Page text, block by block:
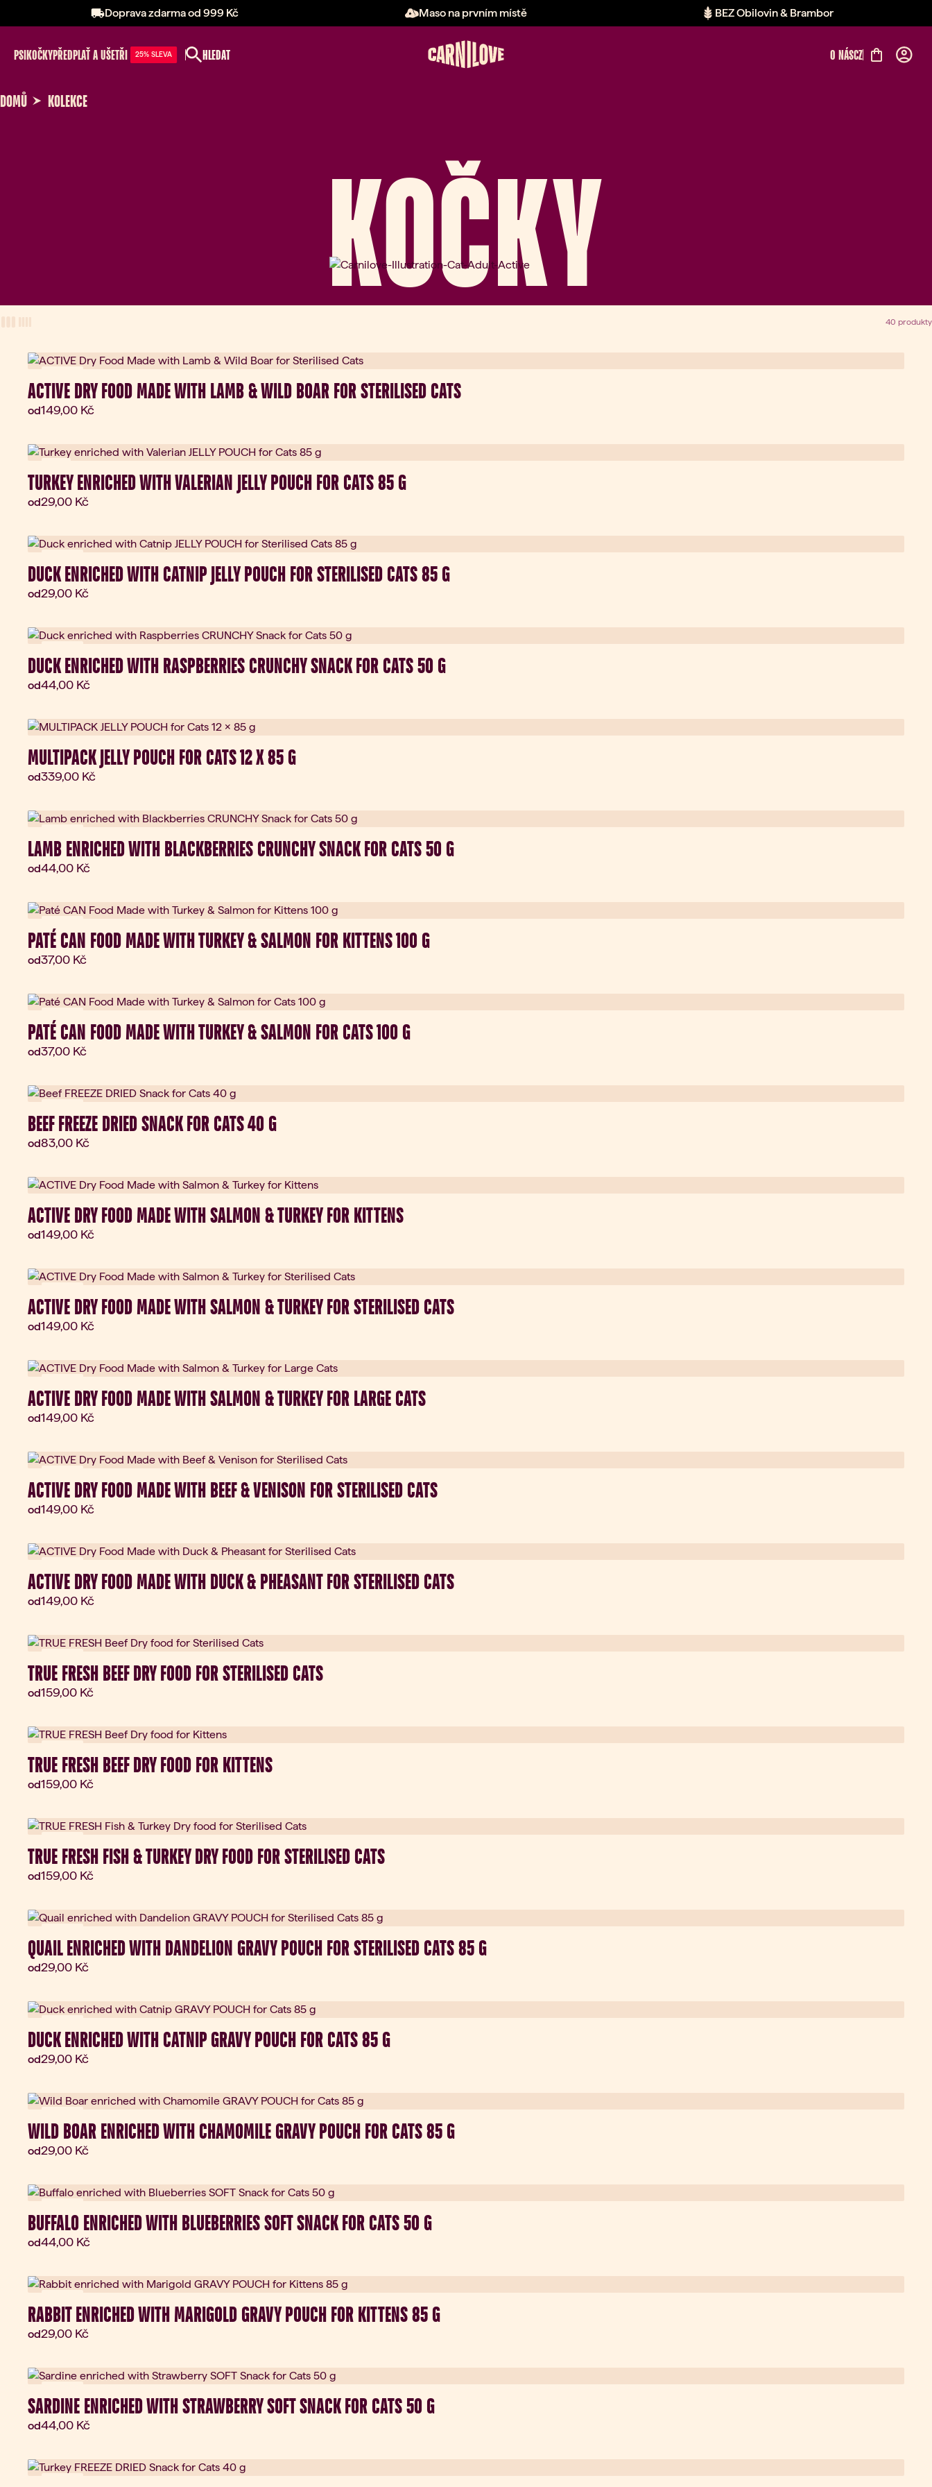
Doprava zdarma od 999 Kč Maso na prvním místě BEZ Obilovin & Brambor
PSIKOČKYPŘEDPLAŤ A UŠETŘI 25% SLEVA HLEDAT O NÁSCZ
DOMŮ KOLEKCE
KOČKY 40 produkty
ACTIVE DRY FOOD MADE WITH LAMB & WILD BOAR FOR STERILISED CATS
odAktuální cena:
149,00 Kč
TURKEY ENRICHED WITH VALERIAN JELLY POUCH FOR CATS 85 G
odAktuální cena:
29,00 Kč
DUCK ENRICHED WITH CATNIP JELLY POUCH FOR STERILISED CATS 85 G
odAktuální cena:
29,00 Kč
DUCK ENRICHED WITH RASPBERRIES CRUNCHY SNACK FOR CATS 50 G
odAktuální cena:
44,00 Kč
MULTIPACK JELLY POUCH FOR CATS 12 X 85 G
odAktuální cena:
339,00 Kč
LAMB ENRICHED WITH BLACKBERRIES CRUNCHY SNACK FOR CATS 50 G
odAktuální cena:
44,00 Kč
PATÉ CAN FOOD MADE WITH TURKEY & SALMON FOR KITTENS 100 G
odAktuální cena:
37,00 Kč
PATÉ CAN FOOD MADE WITH TURKEY & SALMON FOR CATS 100 G
odAktuální cena:
37,00 Kč
BEEF FREEZE DRIED SNACK FOR CATS 40 G
odAktuální cena:
83,00 Kč
ACTIVE DRY FOOD MADE WITH SALMON & TURKEY FOR KITTENS
odAktuální cena:
149,00 Kč
ACTIVE DRY FOOD MADE WITH SALMON & TURKEY FOR STERILISED CATS
odAktuální cena:
149,00 Kč
ACTIVE DRY FOOD MADE WITH SALMON & TURKEY FOR LARGE CATS
odAktuální cena:
149,00 Kč
ACTIVE DRY FOOD MADE WITH BEEF & VENISON FOR STERILISED CATS
odAktuální cena:
149,00 Kč
ACTIVE DRY FOOD MADE WITH DUCK & PHEASANT FOR STERILISED CATS
odAktuální cena:
149,00 Kč
TRUE FRESH BEEF DRY FOOD FOR STERILISED CATS
odAktuální cena:
159,00 Kč
TRUE FRESH BEEF DRY FOOD FOR KITTENS
odAktuální cena:
159,00 Kč
TRUE FRESH FISH & TURKEY DRY FOOD FOR STERILISED CATS
odAktuální cena:
159,00 Kč
QUAIL ENRICHED WITH DANDELION GRAVY POUCH FOR STERILISED CATS 85 G
odAktuální cena:
29,00 Kč
DUCK ENRICHED WITH CATNIP GRAVY POUCH FOR CATS 85 G
odAktuální cena:
29,00 Kč
WILD BOAR ENRICHED WITH CHAMOMILE GRAVY POUCH FOR CATS 85 G
odAktuální cena:
29,00 Kč
BUFFALO ENRICHED WITH BLUEBERRIES SOFT SNACK FOR CATS 50 G
odAktuální cena:
44,00 Kč
RABBIT ENRICHED WITH MARIGOLD GRAVY POUCH FOR KITTENS 85 G
odAktuální cena:
29,00 Kč
SARDINE ENRICHED WITH STRAWBERRY SOFT SNACK FOR CATS 50 G
odAktuální cena:
44,00 Kč